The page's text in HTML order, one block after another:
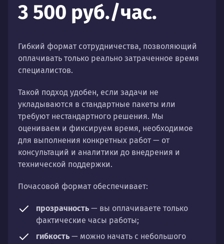
3 500 руб./час.
Гибкий формат сотрудничества, позволяющий
оплачивать только реально затраченное время
специалистов.
Такой подход удобен, если задачи не
укладываются в стандартные пакеты или
требуют нестандартного решения. Мы
оцениваем и фиксируем время, необходимое
для выполнения конкретных работ — от
консультаций и аналитики до внедрения и
технической поддержки.
Почасовой формат обеспечивает:
прозрачность — вы оплачиваете только
фактические часы работы;
гибкость — можно начать с небольшого